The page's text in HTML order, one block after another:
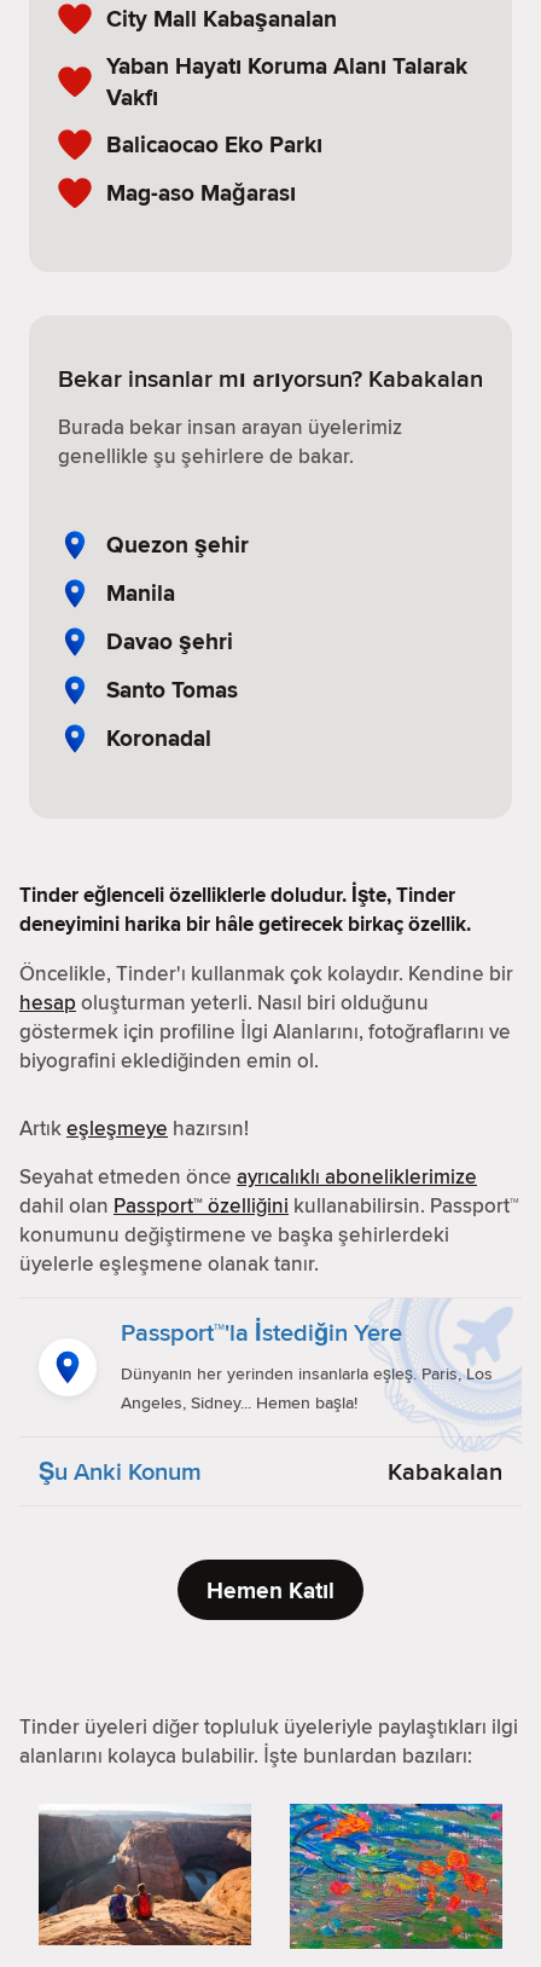
City Mall Kabaşanalan
Yaban Hayatı Koruma Alanı Talarak
Vakfı
Balicaocao Eko Parkı
Mag-aso Mağarası
Bekar insanlar mı arıyorsun? Kabakalan
Burada bekar insan arayan üyelerimiz
genellikle şu şehirlere de bakar.
Quezon şehir
Manila
Davao şehri
Santo Tomas
Koronadal
Tinder eğlenceli özelliklerle doludur. İşte, Tinder
deneyimini harika bir hâle getirecek birkaç özellik.
Öncelikle, Tinder'ı kullanmak çok kolaydır. Kendine bir
hesap oluşturman yeterli. Nasıl biri olduğunu
göstermek için profiline İlgi Alanlarını, fotoğraflarını ve
biyografini eklediğinden emin ol.
Artıkeşleşmeye hazırsın!
Seyahat etmeden önce ayrıcalıklı aboneliklerimize
dahil olan Passport™ özelliğini kullanabilirsin. Passport™
konumunu değiştirmene ve başka şehirlerdeki
üyelerle eşleşmene olanak tanır.
Passport™'la İstediğin Yere
Dünyanın her yerinden insanlarla eşleş. Paris, Los
Angeles, Sidney... Hemen başla!
Şu Anki Konum Kabakalan
Hemen Katıl
Tinder üyeleri diğer topluluk üyeleriyle paylaştıkları ilgi
alanlarını kolayca bulabilir. İşte bunlardan bazıları: